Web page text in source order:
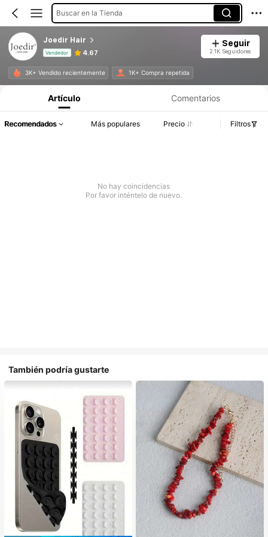
Buscar en la Tienda
Joedir Hair
Vendedor 4.67
Seguir
2.1K Seguidores
3K+ Vendido recientemente 1K+ Compra repetida
Artículo Comentarios
Recomendados Más populares Precio Filtros
No hay coincidencias
Por favor inténtelo de nuevo.
También podría gustarte